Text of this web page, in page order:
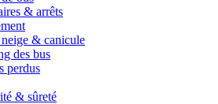
& arrêts
neige & canicule
des bus
perdus
& sûreté